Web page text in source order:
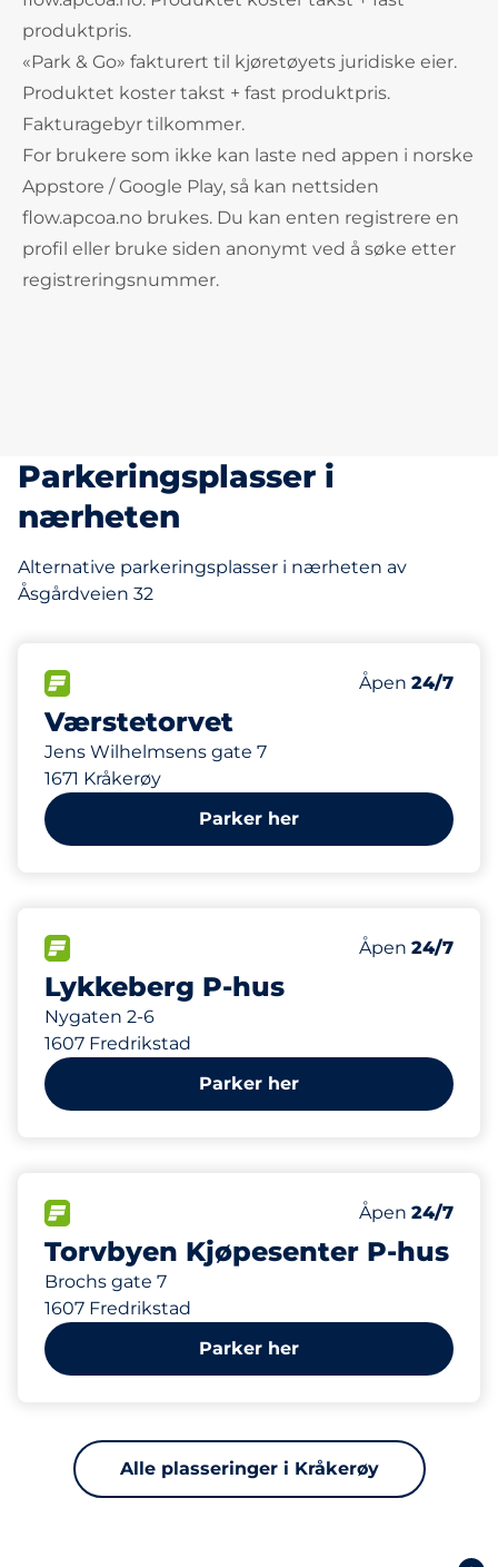
produktpris.
«Park & Go» fakturert til kjøretøyets juridiske eier.
Produktet koster takst + fast produktpris.
Fakturagebyr tilkommer.
For brukere som ikke kan laste ned appen i norske
Appstore / Google Play, så kan nettsiden
flow.apcoa.no brukes. Du kan enten registrere en
profil eller bruke siden anonymt ved å søke etter
registreringsnummer.
Parkeringsplasser i
nærheten
Alternative parkeringsplasser i nærheten av
Åsgårdveien 32
Værstetorvet
Jens Wilhelmsens gate 7
1671 Kråkerøy
Antall
520
Torsdag&nbsp
Åpen 24/7
Parker her
Lykkeberg P-hus
Nygaten 2-6
1607 Fredrikstad
Antall
118
6
HC
2
Torsdag&nbsp
Åpen 24/7
Parker her
Torvbyen Kjøpesenter P-hus
Brochs gate 7
1607 Fredrikstad
Antall
188
Torsdag&nbsp
Åpen 24/7
Parker her
Alle plasseringer i Kråkerøy